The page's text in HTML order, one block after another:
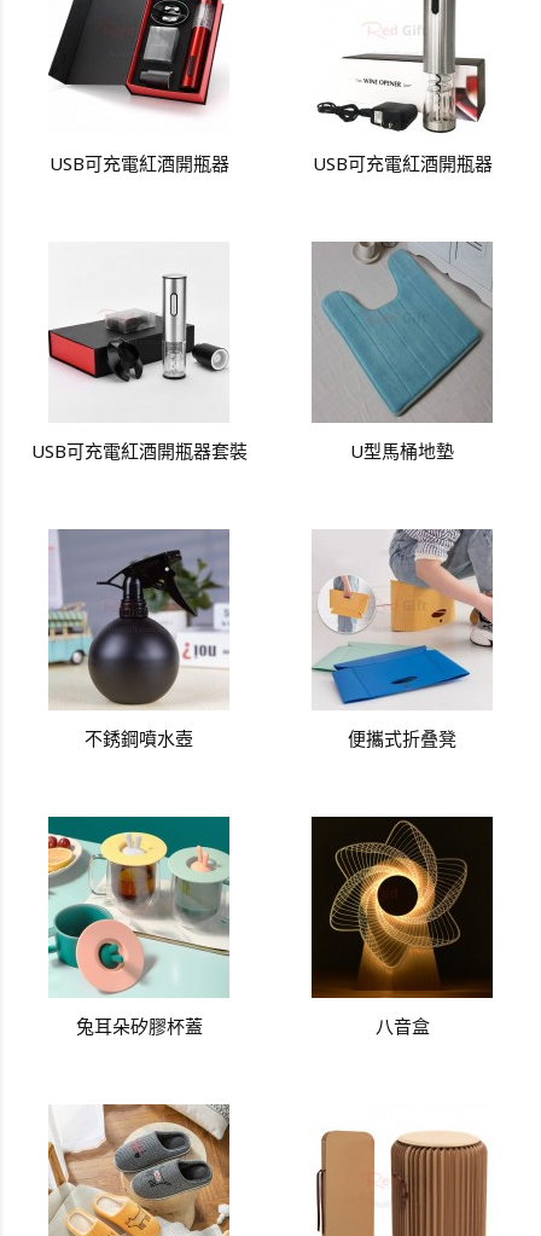
USB可充電紅酒開瓶器 USB可充電紅酒開瓶器
USB可充電紅酒開瓶器套裝 U型馬桶地墊
不銹鋼噴水壺 便攜式折叠凳
兔耳朵矽膠杯蓋 八音盒